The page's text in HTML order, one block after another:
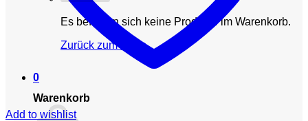
Es befinden sich keine Produkte im Warenkorb.
Zurück zum Shop
0
Warenkorb
Add to wishlist